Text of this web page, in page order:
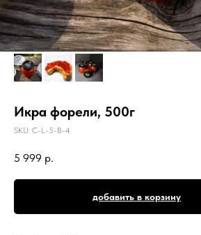
Икра форели, 500г
SKU: C-L-5-B-4
5 999 р.
добавить в корзину